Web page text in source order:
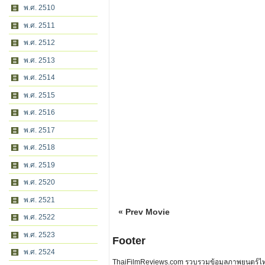
พ.ศ. 2510
พ.ศ. 2511
พ.ศ. 2512
พ.ศ. 2513
พ.ศ. 2514
พ.ศ. 2515
พ.ศ. 2516
พ.ศ. 2517
พ.ศ. 2518
พ.ศ. 2519
พ.ศ. 2520
พ.ศ. 2521
พ.ศ. 2522
พ.ศ. 2523
พ.ศ. 2524
« Prev Movie
Footer
ThaiFilmReviews.com รวบรวมข้อมูลภาพยนตร์